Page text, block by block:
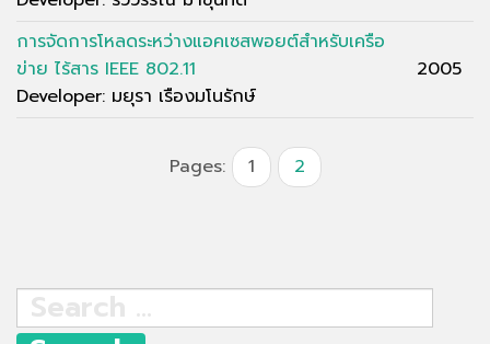
การจัดการโหลดระหว่างแอคเซสพอยต์สำหรับเครือ
ข่าย ไร้สาร IEEE 802.11
Developer: มยุรา เรืองมโนรักษ์
2005
Pages: 1 2
Search
for: